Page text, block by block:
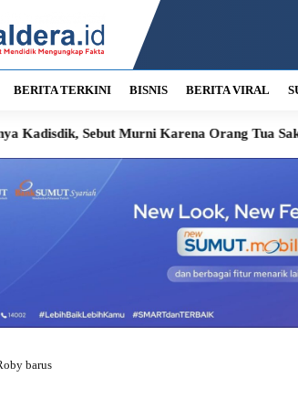
BERITA TERKINI BISNIS BERITA VIRAL
Sebut Murni Karena Orang Tua Sakit
barus